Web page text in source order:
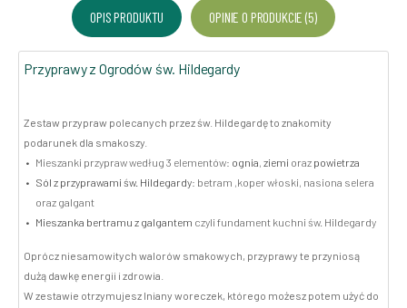
OPIS PRODUKTU OPINIE O PRODUKCIE (5)
Przyprawy z Ogrodów św. Hildegardy
Zestaw przypraw polecanych przez św. Hildegardę to znakomity
podarunek dla smakoszy.
Mieszanki przypraw według 3 elementów: ognia, ziemi oraz powietrza
Sól z przyprawami św. Hildegardy: betram ,koper włoski, nasiona selera
oraz galgant
Mieszanka bertramu z galgantem czyli fundament kuchni św. Hildegardy
Oprócz niesamowitych walorów smakowych, przyprawy te przyniosą
dużą dawkę energii i zdrowia.
W zestawie otrzymujesz lniany woreczek, którego możesz potem użyć do